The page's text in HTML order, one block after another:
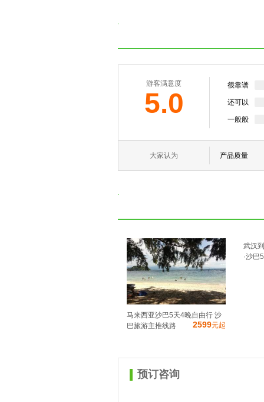
游客满意度
5.0
很靠谱
还可以
一般般
大家认为 产品质量
马来西亚沙巴5天4晚自由行 沙
巴旅游主推线路
2599元起
武汉
·沙巴
预订咨询